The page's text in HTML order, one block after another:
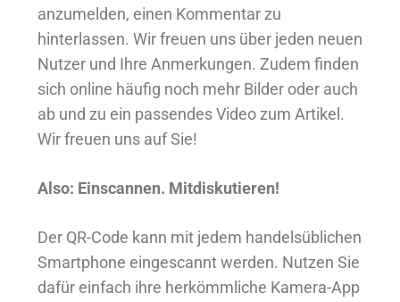
anzumelden, einen Kommentar zu
hinterlassen. Wir freuen uns über jeden neuen
Nutzer und Ihre Anmerkungen. Zudem finden
sich online häufig noch mehr Bilder oder auch
ab und zu ein passendes Video zum Artikel.
Wir freuen uns auf Sie!
Also: Einscannen. Mitdiskutieren!
Der QR-Code kann mit jedem handelsüblichen
Smartphone eingescannt werden. Nutzen Sie
dafür einfach ihre herkömmliche Kamera-App